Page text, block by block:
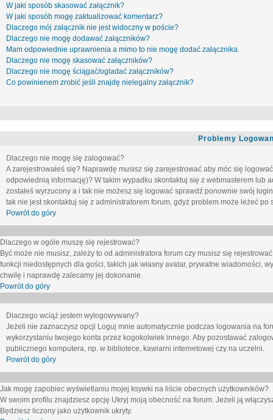
W jaki sposób skasować załącznik?
W jaki sposób mogę zaktualizować komentarz?
Dlaczego mój załącznik nie jest widoczny w poście?
Dlaczego nie mogę dodawać załączników?
Mam odpowiednie uprawnienia a mimo to nie mogę dodać załącznika.
Dlaczego nie mogę skasować załączników?
Dlaczego nie mogę ściągać/ogladać załączników?
Co powinienem zrobić jeśli znajdę nielegalny załącznik?
Problemy
Dlaczego nie mogę się zalogować?
A zarejestrowałeś się? Naprawdę musisz się zarejestrować aby móc się
odpowiednią informację)? W takim wypadku skontaktuj się z webmasterem lub
zostałeś wyrzucony a i tak nie możesz się logować sprawdź ponownie swój
tak nie jest skontaktuj się z administratorem forum, gdyż problem może leżeć po
Powrót do góry
Dlaczego w ogóle muszę się rejestrować?
Być może nie musisz, zależy to od administratora forum czy musisz się
funkcji niedostępnych dla gości, takich jak własny avatar, prywatne wiadomości,
chwilę i naprawdę zalecamy jej dokonanie.
Powrót do góry
Dlaczego wciąż jestem wylogowywany?
Jeżeli nie zaznaczysz opcji Loguj mnie automatycznie podczas logowania na
wykorzystaniu twojego konta przez kogokolwiek innego. Aby pozostawać
publicznego komputera, np. w bibliotece, kawiarni internetowej czy na uczelni.
Powrót do góry
Jak mogę zapobiec wyświetlaniu mojej ksywki na liście obecnych użytkowników?
W swoim profilu znajdziesz opcję Ukryj moją obecność na forum. Jeżeli ją
Będziesz liczony jako użytkownik ukryty.